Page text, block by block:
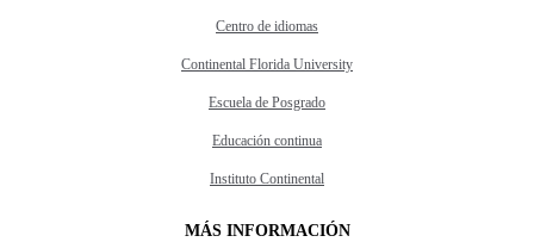
Centro de idiomas
Continental Florida University
Escuela de Posgrado
Educación continua
Instituto Continental
MÁS INFORMACIÓN